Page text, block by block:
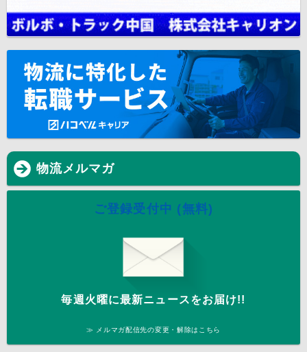
物流メルマガ
ご登録受付中 (無料)
毎週火曜に最新ニュースをお届け!!
≫ メルマガ配信先の変更・解除はこちら